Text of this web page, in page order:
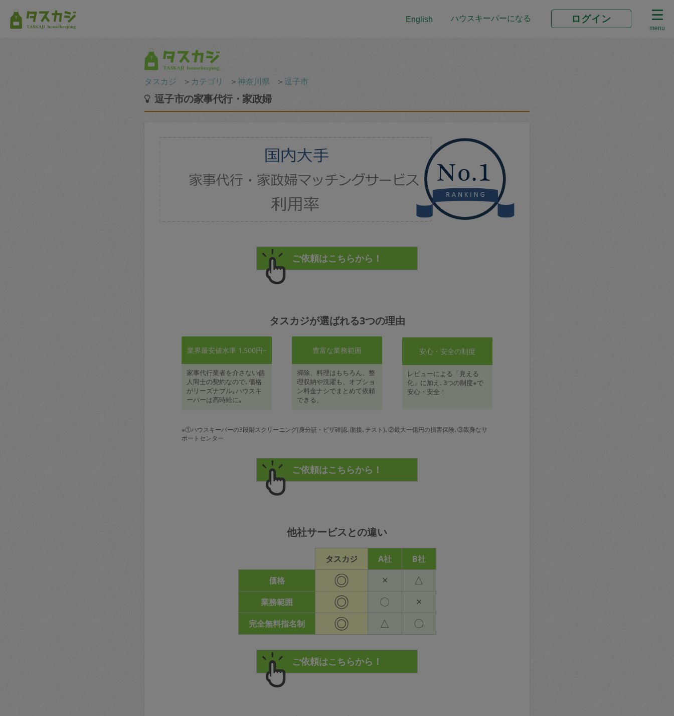
English ハウスキーパーになる ログイン
menu
タスカジ ＞ カテゴリ ＞神奈川県 ＞逗子市
逗子市の家事代行・家政婦
タスカジが選ばれる3つの理由
業界最安値水準 1,500円~
家事代行業者を介さない個
人同士の契約なので､価格
がリーズナブル｡ハウスキ
ーパーは高時給に｡
豊富な業務範囲
掃除、料理はもちろん、整
理収納や洗濯も、オプショ
ン料金ナシでまとめて依頼
できる。
安心・安全の制度
レビューによる「見える
化」に加え､3つの制度※で
安心・安全！
※①ハウスキーパーの3段階スクリーニング(身分証・ビザ確認､面接､テスト)､②最大一億円の損害保険､③親身なサ
ポートセンター
他社サービスとの違い
タスカジ A社
B社
価格
◎ × △
業務範囲 ◎ 〇 ×
完全無料指名制 ◎ △ 〇